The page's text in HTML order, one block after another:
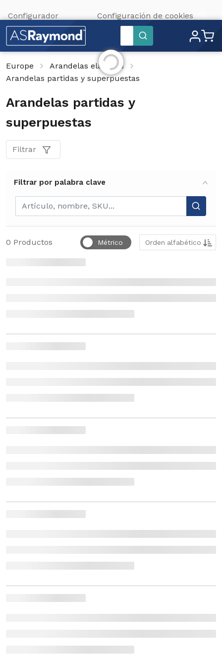
Configurador Configuración de cookies
Buscar
Europe
Arandelas elásticas
Arandelas partidas y superpuestas
Inicializando...
Arandelas partidas y
superpuestas
Filtrar
Filtrar por palabra clave
Filtrar por palabra clave
0 Productos Métrico Ordenar por
Orden alfabético